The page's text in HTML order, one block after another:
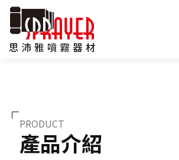
PRODUCT
產品介紹